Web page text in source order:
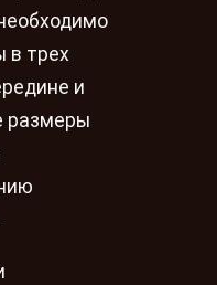
в трех
и
размеры